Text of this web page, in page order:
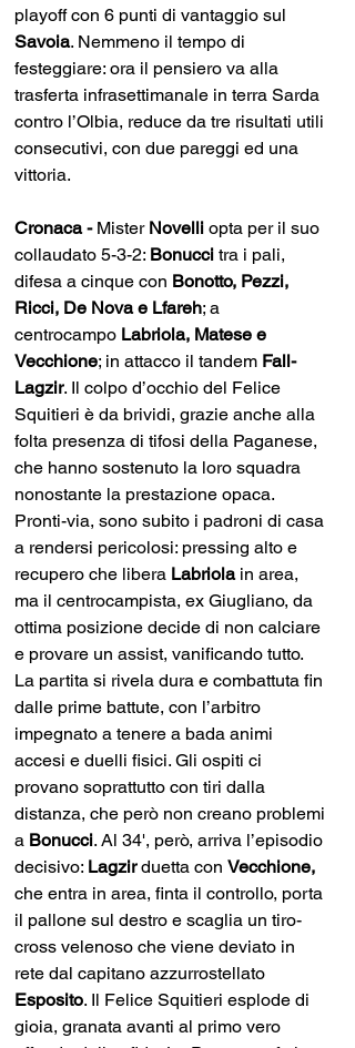
playoff con 6 punti di vantaggio sul
Savoia. Nemmeno il tempo di
festeggiare: ora il pensiero va alla
trasferta infrasettimanale in terra Sarda
contro l’Olbia, reduce da tre risultati utili
consecutivi, con due pareggi ed una
vittoria.
Cronaca - Mister Novelli opta per il suo
collaudato 5-3-2: Bonucci tra i pali,
difesa a cinque con Bonotto, Pezzi,
Ricci, De Nova e Lfareh; a
centrocampo Labriola, Matese e
Vecchione; in attacco il tandem Fall-
Lagzir. Il colpo d’occhio del Felice
Squitieri è da brividi, grazie anche alla
folta presenza di tifosi della Paganese,
che hanno sostenuto la loro squadra
nonostante la prestazione opaca.
Pronti-via, sono subito i padroni di casa
a rendersi pericolosi: pressing alto e
recupero che libera Labriola in area,
ma il centrocampista, ex Giugliano, da
ottima posizione decide di non calciare
e provare un assist, vanificando tutto.
La partita si rivela dura e combattuta fin
dalle prime battute, con l’arbitro
impegnato a tenere a bada animi
accesi e duelli fisici. Gli ospiti ci
provano soprattutto con tiri dalla
distanza, che però non creano problemi
a Bonucci. Al 34', però, arriva l’episodio
decisivo: Lagzir duetta con Vecchione,
che entra in area, finta il controllo, porta
il pallone sul destro e scaglia un tiro-
cross velenoso che viene deviato in
rete dal capitano azzurrostellato
Esposito. Il Felice Squitieri esplode di
gioia, granata avanti al primo vero